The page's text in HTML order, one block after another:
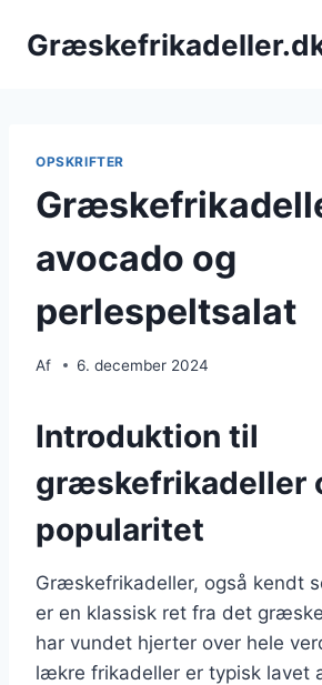
OPSKRIFTER
avocado og
perlespeltsalat
Af 6. december 2024
Introduktion til
græskefrikadeller
popularitet
Græskefrikadeller, også kendt
er en klassisk ret fra det
har vundet hjerter over hele
lækre frikadeller er typisk lavet